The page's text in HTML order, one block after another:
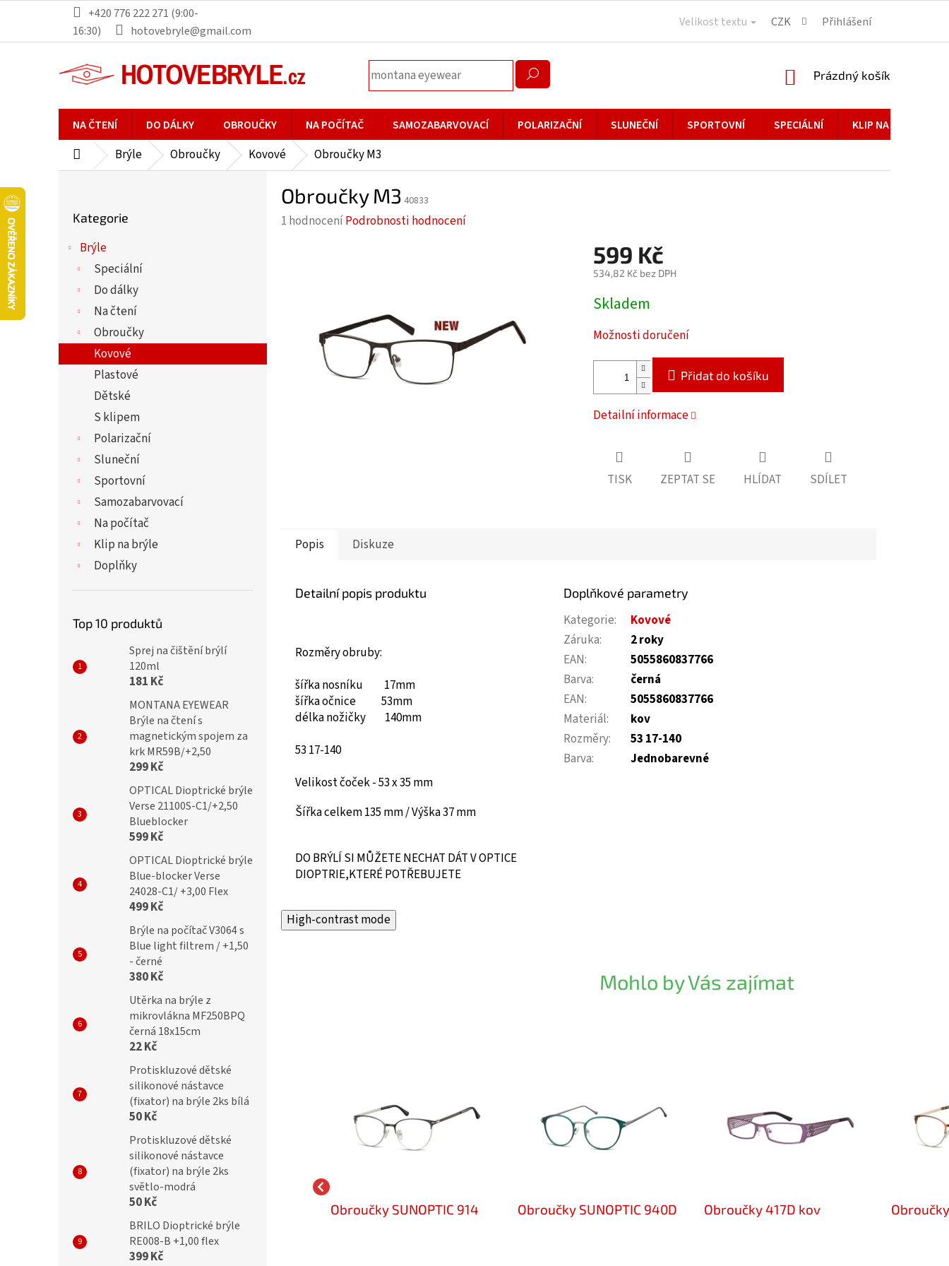
obsah
+420 776 222 271 (9:00-
16:30)
hotovebryle@gmail.com
Velikost textu CZK Přihlášení
NÁKUPNÍ
Prázdný košík
NA ČTENÍ DO DÁLKY OBROUČKY NA POČÍTAČ SAMOZABARVOVACÍ POLARIZAČNÍ SLUNEČNÍ SPORTOVNÍ SPECIÁLNÍ KLIP NA BRÝLE
DomůBrýle Obroučky Kovové Obroučky M3
kategorie
Kategorie
Brýle
Speciální
Do dálky
Na čtení
Obroučky
Kovové
Plastové
Dětské
S klipem
Polarizační
Sluneční
Sportovní
Samozabarvovací
Na počítač
Klip na brýle
Doplňky
Top 10 produktů
Sprej na čištění brýlí
120ml
181 Kč
MONTANA EYEWEAR
Brýle na čtení s
magnetickým spojem za
krk MR59B/+2,50
299 Kč
OPTICAL Dioptrické brýle
Verse 21100S-C1/+2,50
Blueblocker
599 Kč
OPTICAL Dioptrické brýle
Blue-blocker Verse
24028-C1/ +3,00 Flex
499 Kč
Brýle na počítač V3064 s
Blue light filtrem / +1,50
- černé
380 Kč
Utěrka na brýle z
mikrovlákna MF250BPQ
černá 18x15cm
22 Kč
Protiskluzové dětské
silikonové nástavce
(fixator) na brýle 2ks bílá
50 Kč
Protiskluzové dětské
silikonové nástavce
(fixator) na brýle 2ks
světlo-modrá
50 Kč
BRILO Dioptrické brýle
RE008-B +1,00 flex
399 Kč
Obroučky M3 40833
Průměrné
hvězdiček.
1 hodnoceníPodrobnosti hodnocení
599 Kč
534,82 Kč bez DPH
Měrná
cena:
Skladem
Možnosti doručení
Přidat do košíku
Detailní informace
TISK ZEPTAT SE HLÍDAT SDÍLET
Popis Diskuze
Detailní popis produktu
Rozměry obruby:
šířka nosníku 17mm
šířka očnice 53mm
délka nožičky 140mm
53 17-140
Velikost čoček - 53 x 35 mm
Šířka celkem 135 mm / Výška 37 mm
DO BRÝLÍ SI MŮŽETE NECHAT DÁT V OPTICE
DIOPTRIE,KTERÉ POTŘEBUJETE
Doplňkové parametry
Kategorie:
Kovové
Záruka:
2 roky
EAN:
5055860837766
Barva:
černá
EAN:
5055860837766
Materiál:
kov
Rozměry:
53 17-140
Barva: Jednobarevné
High-contrast mode
Mohlo by Vás zajímat
Obroučky 405B Obroučky SUNOPTIC 914 Obroučky SUNOPTIC 940D Obroučky 417D kov